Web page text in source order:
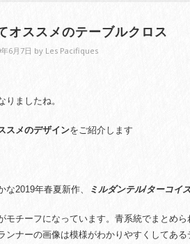
オススメのテーブルクロス
6月7日 by Les Pacifiques
りましたね。
スメのデザインをご紹介します
な2019年春夏新作、 ミルダンテル/ターコイ
モチーフになっています。青系統でまとめら
ンナーの画像は模様がわかりやすくしてあ